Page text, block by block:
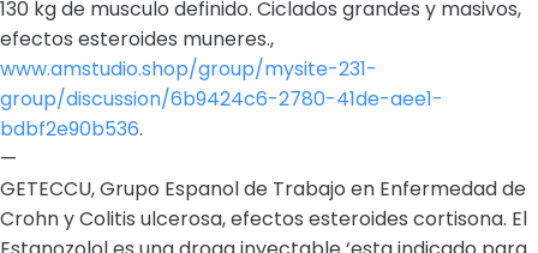
130 kg de musculo definido. Ciclados grandes y masivos,
efectos esteroides muneres.,
www.amstudio.shop/group/mysite-231-
group/discussion/6b9424c6-2780-41de-aee1-
bdbf2e90b536.
—
GETECCU, Grupo Espanol de Trabajo en Enfermedad de
Crohn y Colitis ulcerosa, efectos esteroides cortisona. El